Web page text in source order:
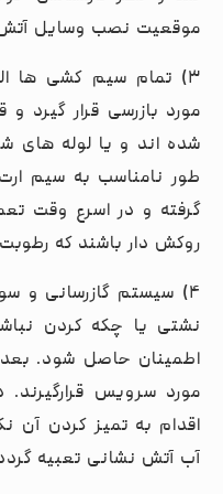
موقعیت نصب وسایل آتش
۳) تمام سیم کشی ها
مورد بازرسی قرار
شده اند و یا لوله های
طور نامناسب به سیم
گرفته و در اسرع وقت
روکش دار باشند که
۴) سیستم گازرسانی و
نشتی یا چکه کردن
اطمینان حاصل شود.
مورد سرویس
اقدام به تمیز کردن آن
آب آتش نشانی تعبیه